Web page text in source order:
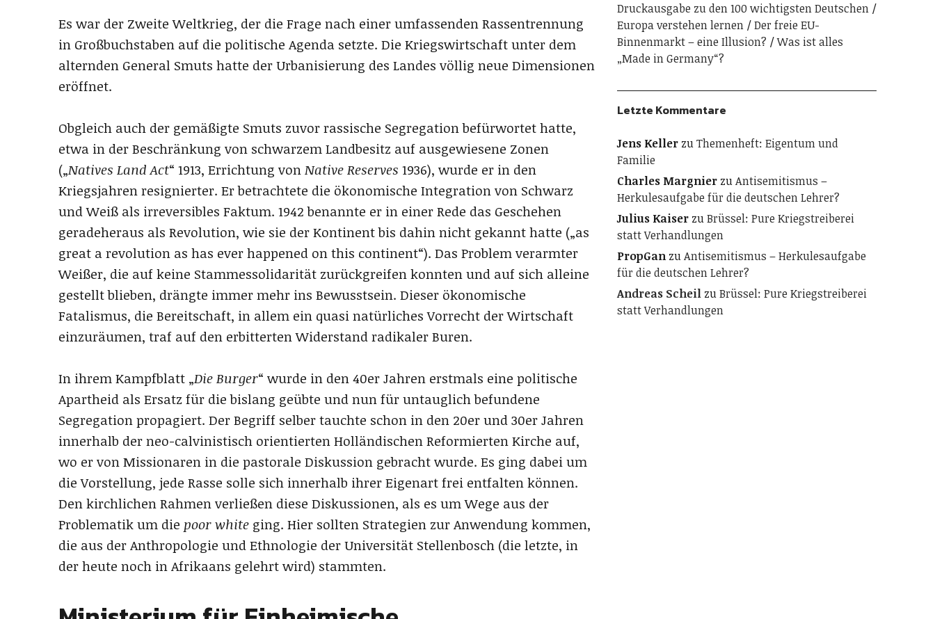
Es war der Zweite Weltkrieg, der die Frage nach einer umfassenden Rassentrennung
in Großbuchstaben auf die politische Agenda setzte. Die Kriegswirtschaft unter dem
alternden General Smuts hatte der Urbanisierung des Landes völlig neue Dimensionen
eröffnet.
Obgleich auch der gemäßigte Smuts zuvor rassische Segregation befürwortet hatte,
etwa in der Beschränkung von schwarzem Landbesitz auf ausgewiesene Zonen
(„Natives Land Act“ 1913, Errichtung vonNative Reserves 1936), wurde er in den
Kriegsjahren resignierter. Er betrachtete die ökonomische Integration von Schwarz
und Weiß als irreversibles Faktum. 1942 benannte er in einer Rede das Geschehen
geradeheraus als Revolution, wie sie der Kontinent bis dahin nicht gekannt hatte („as
great a revolution as has ever happened on this continent“). Das Problem verarmter
Weißer, die auf keine Stammessolidarität zurückgreifen konnten und auf sich alleine
gestellt blieben, drängte immer mehr ins Bewusstsein. Dieser ökonomische
Fatalismus, die Bereitschaft, in allem ein quasi natürliches Vorrecht der Wirtschaft
einzuräumen, traf auf den erbitterten Widerstand radikaler Buren.
In ihrem Kampfblatt „Die Burger“ wurde in den 40er Jahren erstmals eine politische
Apartheid als Ersatz für die bislang geübte und nun für untauglich befundene
Segregation propagiert. Der Begriff selber tauchte schon in den 20er und 30er Jahren
innerhalb der neo-calvinistisch orientierten Holländischen Reformierten Kirche auf,
wo er von Missionaren in die pastorale Diskussion gebracht wurde. Es ging dabei um
die Vorstellung, jede Rasse solle sich innerhalb ihrer Eigenart frei entfalten können.
Den kirchlichen Rahmen verließen diese Diskussionen, als es um Wege aus der
Problematik um die poor white ging. Hier sollten Strategien zur Anwendung kommen,
die aus der Anthropologie und Ethnologie der Universität Stellenbosch (die letzte, in
der heute noch in Afrikaans gelehrt wird) stammten.
Druckausgabe zu den 100 wichtigsten Deutschen
Europa verstehen lernen
Der freie EU-
Binnenmarkt – eine Illusion?
Was ist alles
„Made in Germany“?
Letzte Kommentare
Jens KellerzuThemenheft: Eigentum und
Familie
Charles MargnierzuAntisemitismus –
Herkulesaufgabe für die deutschen Lehrer?
Julius KaiserzuBrüssel: Pure Kriegstreiberei
statt Verhandlungen
PropGanzuAntisemitismus – Herkulesaufgabe
für die deutschen Lehrer?
Andreas ScheilzuBrüssel: Pure Kriegstreiberei
statt Verhandlungen